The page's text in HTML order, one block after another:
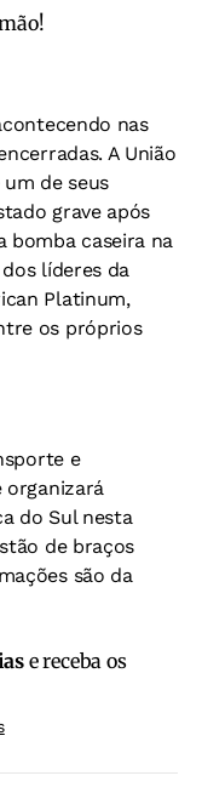
nas
A União
de seus
grave após
bomba caseira na
líderes da
Platinum,
os próprios
e
organizará
do Sul nesta
de braços
são da
e receba os